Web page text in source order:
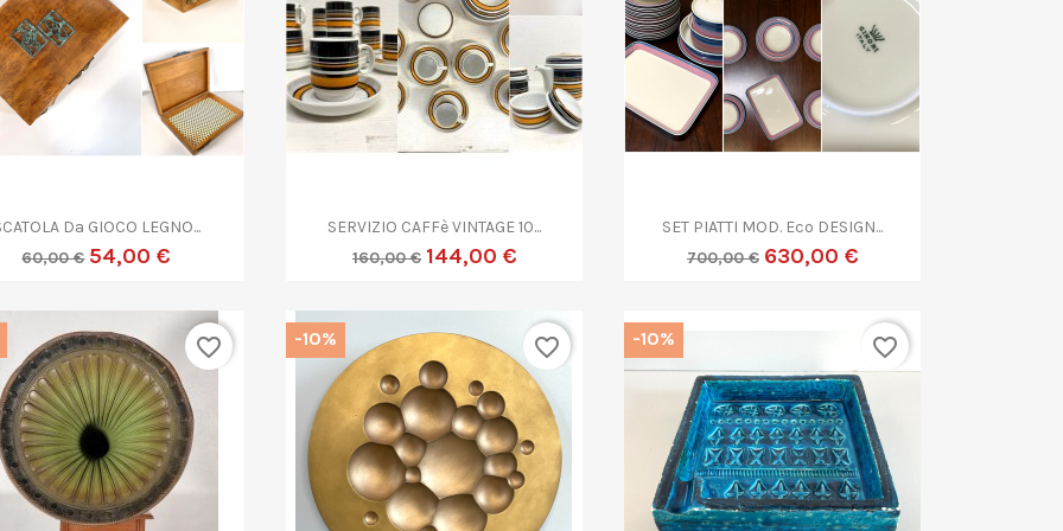
 Anteprima
Da GIOCO LEGNO...
60,00 € 54,00 €
 Anteprima
SERVIZIO CAFFè VINTAGE 10...
160,00 € 144,00 €
 Anteprima
SET PIATTI MOD. Eco DESIGN...
700,00 € 630,00 €
favorite_border -10% favorite_border -10% favorite_border